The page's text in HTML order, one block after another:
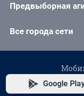
Предвыборная
Все города сети
Google